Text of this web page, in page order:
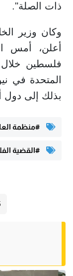
ذات الصلة".
وكان وزير
أعلن، أمس
فلسطين خلال
المتحدة في
بذلك إلى دول
#منظمة
#القضية